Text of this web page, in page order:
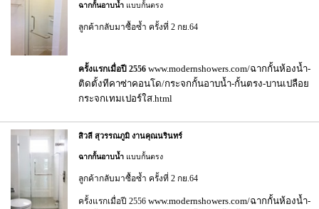
ฉากกั้นอาบน้ำ แบบกั้นตรง
ลูกค้ากลับมาซื้อซ้ำ ครั้งที่ 2 กย.64
ครั้งแรกเมื่อปี 2556 www.modernshowers.com/ฉากกั้นห้องน้ำ-
ติดตั้งทีคาซ่าคอนโด/กระจกกั้นอาบน้ำ-กั้นตรง-บานเปลือย
กระจกเทมเปอร์ใส.html
สิวลี สุวรรณภูมิ งานคุณนรินทร์
ฉากกั้นอาบน้ำ แบบกั้นตรง
ลูกค้ากลับมาซื้อซ้ำ ครั้งที่ 2 กย.64
ครั้งแรกเมื่อปี 2556 www.modernshowers.com/ฉากกั้นห้องน้ำ-